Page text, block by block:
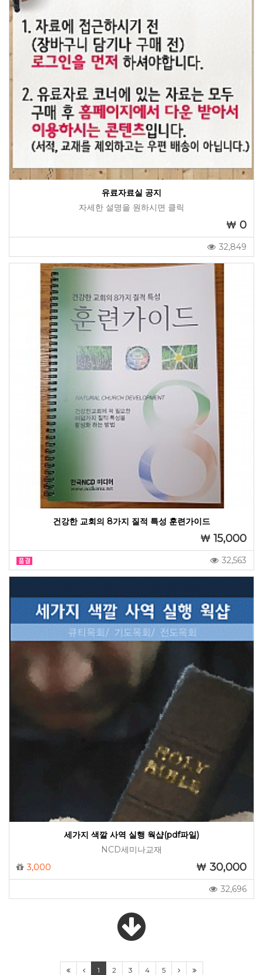
유료자료실 공지
자세한 설명을 원하시면 클릭
0
32,849
건강한 교회의 8가지 질적 특성 훈련가이드
15,000
32,563
세가지 색깔 사역 실행 웍샵(pdf파일)
NCD세미나교재
3,000
30,000
32,696
1 2 3 4 5